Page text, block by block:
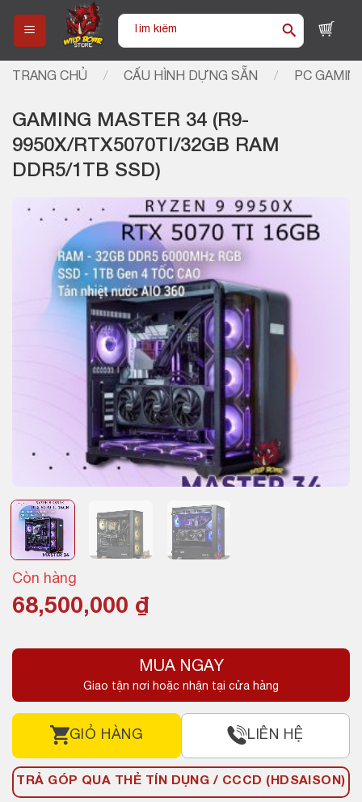
content
Tìm
TRANG CHỦ / CẤU HÌNH DỰNG SẴN / PC
GAMING MASTER 34 (R9-
9950X/RTX5070TI/32GB RAM
DDR5/1TB SSD)
Còn hàng
68,500,000 ₫
MUA NGAY
Giao tận nơi hoặc nhận tại cửa hàng
GIỎ HÀNG LIÊN HỆ
TRẢ GÓP QUA THẺ TÍN DỤNG / CCCD (HDSAISON)